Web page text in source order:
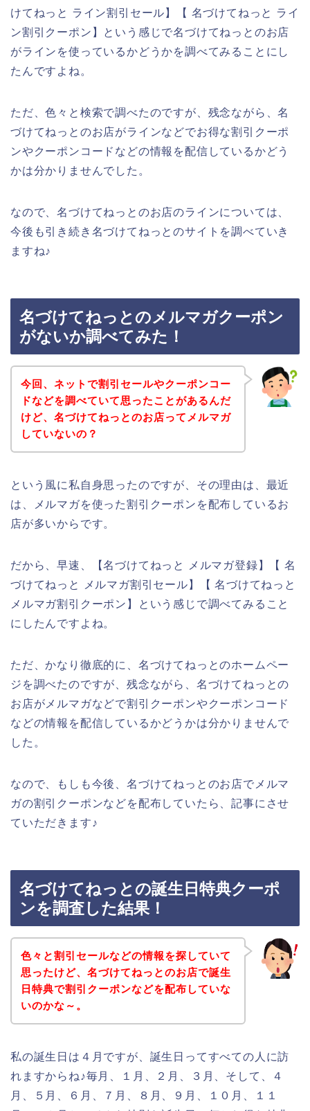
けてねっと ライン割引セール】【 名づけてねっと ライ
ン割引クーポン】という感じで名づけてねっとのお店
がラインを使っているかどうかを調べてみることにし
たんですよね。
ただ、色々と検索で調べたのですが、残念ながら、名
づけてねっとのお店がラインなどでお得な割引クーポ
ンやクーポンコードなどの情報を配信しているかどう
かは分かりませんでした。
なので、名づけてねっとのお店のラインについては、
今後も引き続き名づけてねっとのサイトを調べていき
ますね♪
名づけてねっとのメルマガクーポン
がないか調べてみた！
今回、ネットで割引セールやクーポンコー
ドなどを調べていて思ったことがあるんだ
けど、名づけてねっとのお店ってメルマガ
していないの？
という風に私自身思ったのですが、その理由は、最近
は、メルマガを使った割引クーポンを配布しているお
店が多いからです。
だから、早速、【名づけてねっと メルマガ登録】【 名
づけてねっと メルマガ割引セール】【 名づけてねっと
メルマガ割引クーポン】という感じで調べてみること
にしたんですよね。
ただ、かなり徹底的に、名づけてねっとのホームペー
ジを調べたのですが、残念ながら、名づけてねっとの
お店がメルマガなどで割引クーポンやクーポンコード
などの情報を配信しているかどうかは分かりませんで
した。
なので、もしも今後、名づけてねっとのお店でメルマ
ガの割引クーポンなどを配布していたら、記事にさせ
ていただきます♪
名づけてねっとの誕生日特典クーポ
ンを調査した結果！
色々と割引セールなどの情報を探していて
思ったけど、名づけてねっとのお店で誕生
日特典で割引クーポンなどを配布していな
いのかな～。
私の誕生日は４月ですが、誕生日ってすべての人に訪
れますからね♪毎月、１月、２月、３月、そして、４
月、５月、６月、７月、８月、９月、１０月、１１